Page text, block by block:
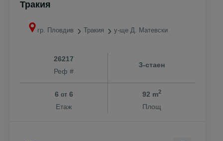
Тракия
гр. Пловдив Тракия у-ще Д. Матевски
26217
Реф #
3-стаен
6 от6
Етаж
92 m2
Площ